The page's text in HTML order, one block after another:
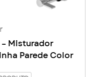
– Misturador
Parede Color